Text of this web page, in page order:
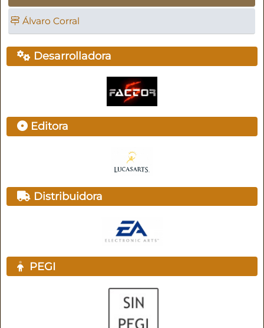
Álvaro Corral
Desarrolladora
Editora
Distribuidora
PEGI